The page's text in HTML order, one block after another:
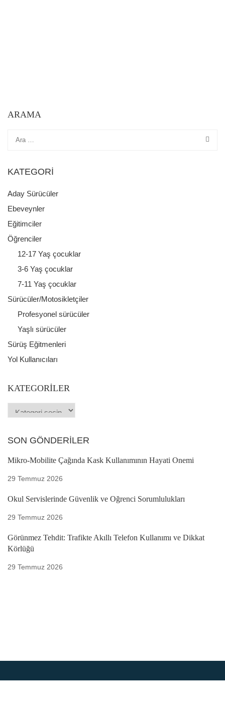
ARAMA
KATEGORI
Aday Sürücüler
Ebeveynler
Eğitimciler
Öğrenciler
12-17 Yaş çocuklar
3-6 Yaş çocuklar
7-11 Yaş çocuklar
Sürücüler/Motosikletçiler
Profesyonel sürücüler
Yaşlı sürücüler
Sürüş Eğitmenleri
Yol Kullanıcıları
KATEGORILER
SON GÖNDERILER
Mikro-Mobilite Çağında Kask Kullanımının Hayati Önemi
29 Temmuz 2026
Okul Servislerinde Güvenlik ve Öğrenci Sorumlulukları
29 Temmuz 2026
Görünmez Tehdit: Trafikte Akıllı Telefon Kullanımı ve Dikkat
Körlüğü
29 Temmuz 2026